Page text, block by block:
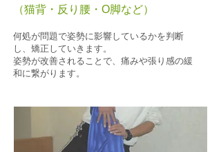
​（猫背・反り腰・O脚など）
何処が問題で姿勢に影響しているかを判断
し、矯正していきます。
​姿勢が改善されることで、痛みや張り感の緩
和に繋がります。